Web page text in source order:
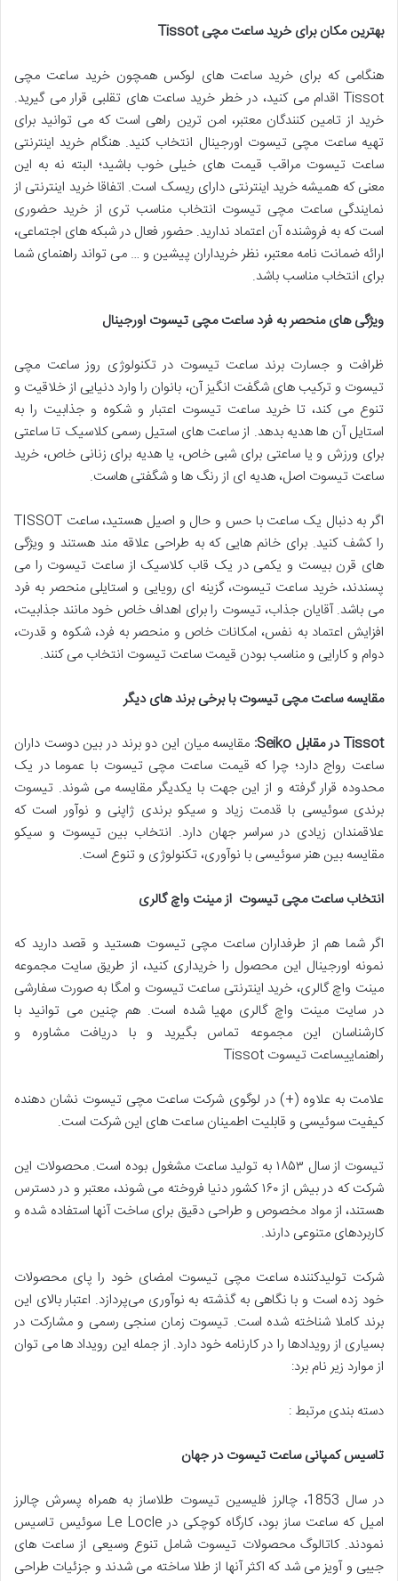
بهترین مکان برای خرید ساعت مچیTissot
هنگامی که برای خرید ساعت های لوکس همچون خرید ساعت مچی
Tissot اقدام می کنید، در خطر خرید ساعت های تقلبی قرار می گیرید.
خرید از تامین کنندگان معتبر، امن ترین راهی است که می توانید برای
تهیه ساعت مچی تیسوت اورجینال انتخاب کنید. هنگام خرید اینترنتی
ساعت تیسوت مراقب قیمت های خیلی خوب باشید؛ البته نه به این
معنی که همیشه خرید اینترنتی دارای ریسک است. اتفاقا خرید اینترنتی از
نمایندگی ساعت مچی تیسوت انتخاب مناسب تری از خرید حضوری
است که به فروشنده آن اعتماد ندارید. حضور فعال در شبکه های اجتماعی،
ارائه ضمانت نامه معتبر، نظر خریداران پیشین و … می تواند راهنمای شما
برای انتخاب مناسب باشد.
ویژگی های منحصر به فرد ساعت مچی تیسوت اورجینال
ظرافت و جسارت برند ساعت تیسوت در تکنولوژی روز ساعت مچی
تیسوت و ترکیب های شگفت انگیز آن، بانوان را وارد دنیایی از خلاقیت و
تنوع می کند، تا خرید ساعت تیسوت اعتبار و شکوه و جذابیت را به
استایل آن ها هدیه بدهد. از ساعت های استیل رسمی کلاسیک تا ساعتی
برای ورزش و یا ساعتی برای شبی خاص، یا هدیه برای زنانی خاص، خرید
ساعت تیسوت اصل، هدیه ای از رنگ ها و شگفتی هاست.
اگر به دنبال یک ساعت با حس و حال و اصیل هستید، ساعت TISSOT
را کشف کنید. برای خانم هایی که به طراحی علاقه مند هستند و ویژگی
های قرن بیست و یکمی در یک قاب کلاسیک از ساعت تیسوت را می
پسندند، خرید ساعت تیسوت، گزینه ای رویایی و استایلی منحصر به فرد
می باشد. آقایان جذاب، تیسوت را برای اهداف خاص خود مانند جذابیت،
افزایش اعتماد به نفس، امکانات خاص و منحصر به فرد، شکوه و قدرت،
دوام و کارایی و مناسب بودن قیمت ساعت تیسوت انتخاب می کنند.
مقایسه ساعت مچی تیسوت با برخی برند های دیگر
Tissotدر مقابل Seiko: مقایسه میان این دو برند در بین دوست داران
ساعت رواج دارد؛ چرا که قیمت ساعت مچی تیسوت با عموما در یک
محدوده قرار گرفته و از این جهت با یکدیگر مقایسه می شوند. تیسوت
برندی سوئیسی با قدمت زیاد و سیکو برندی ژاپنی و نوآور است که
علاقمندان زیادی در سراسر جهان دارد. انتخاب بین تیسوت و سیکو
مقایسه بین هنر سوئیسی با نوآوری، تکنولوژی و تنوع است.
انتخاب ساعت مچی تیسوت از مینت واچ گالری
اگر شما هم از طرفداران ساعت مچی تیسوت هستید و قصد دارید که
نمونه اورجینال این محصول را خریداری کنید، از طریق سایت مجموعه
مینت واچ گالری، خرید اینترنتی ساعت تیسوت و امگا به صورت سفارشی
در سایت مینت واچ گالری مهیا شده است. هم چنین می توانید با
کارشناسان این مجموعه تماس بگیرید و با دریافت مشاوره و
راهنماییساعت تیسوت Tissot
علامت به علاوه (+) در لوگوی شرکت ساعت مچی تیسوت نشان دهنده
کیفیت سوئیسی و قابلیت اطمینان ساعت های این شرکت است.
تیسوت از سال ۱۸۵۳ به تولید ساعت مشغول بوده است. محصولات این
شرکت که در بیش از ۱۶۰ کشور دنیا فروخته می شوند، معتبر و در دسترس
هستند، از مواد مخصوص و طراحی دقیق برای ساخت آنها استفاده شده و
کاربردهای متنوعی دارند.
شرکت تولیدکننده ساعت مچی تیسوت امضای خود را پای محصولات
خود زده است و با نگاهی به گذشته به نوآوری می‌پردازد. اعتبار بالای این
برند کاملا شناخته شده است. تیسوت زمان سنجی رسمی و مشارکت در
بسیاری از رویدادها را در کارنامه خود دارد. از جمله این رویداد ها می توان
از موارد زیر نام برد:
دسته بندی مرتبط :
تاسیس کمپانی ساعت تیسوت در جهان
در سال 1853، چالرز فلیسین تیسوت طلاساز به همراه پسرش چالرز
امیل که ساعت ساز بود، کارگاه کوچکی در Le Locle سوئیس تاسیس
نمودند. کاتالوگ محصولات تیسوت شامل تنوع وسیعی از ساعت های
جیبی و آویز می شد که اکثر آنها از طلا ساخته می شدند و جزئیات طراحی